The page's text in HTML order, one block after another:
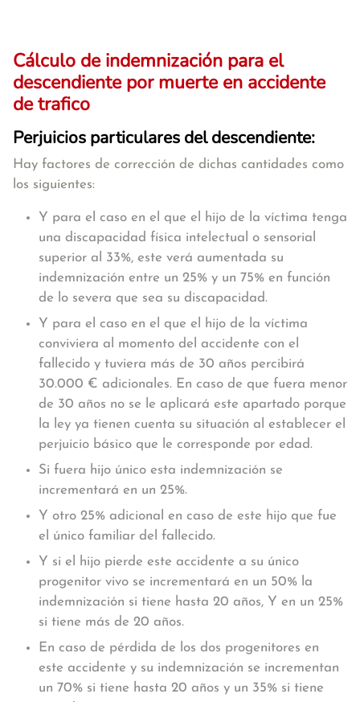
Cálculo de indemnización para el
descendiente por muerte en accidente
de trafico
Perjuicios particulares del descendiente:
Hay factores de corrección de dichas cantidades como
los siguientes:
Y para el caso en el que el hijo de la víctima tenga
una discapacidad física intelectual o sensorial
superior al 33%, este verá aumentada su
indemnización entre un 25% y un 75% en función
de lo severa que sea su discapacidad.
Y para el caso en el que el hijo de la víctima
conviviera al momento del accidente con el
fallecido y tuviera más de 30 años percibirá
30.000 € adicionales. En caso de que fuera menor
de 30 años no se le aplicará este apartado porque
la ley ya tienen cuenta su situación al establecer el
perjuicio básico que le corresponde por edad.
Si fuera hijo único esta indemnización se
incrementará en un 25%.
Y otro 25% adicional en caso de este hijo que fue
el único familiar del fallecido.
Y si el hijo pierde este accidente a su único
progenitor vivo se incrementará en un 50% la
indemnización si tiene hasta 20 años, Y en un 25%
si tiene más de 20 años.
En caso de pérdida de los dos progenitores en
este accidente y su indemnización se incrementan
un 70% si tiene hasta 20 años y un 35% si tiene